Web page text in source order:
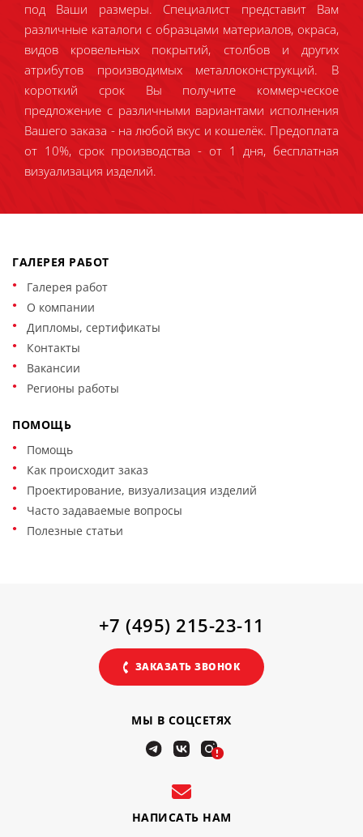
под Ваши размеры. Специалист представит Вам
различные каталоги с образцами материалов, окраса,
видов кровельных покрытий, столбов и других
атрибутов производимых металлоконструкций. В
короткий срок Вы получите коммерческое
предложение с различными вариантами исполнения
Вашего заказа - на любой вкус и кошелёк. Предоплата
от 10%, срок производства - от 1 дня, бесплатная
визуализация изделий.
ГАЛЕРЕЯ РАБОТ
Галерея работ
О компании
Дипломы, сертификаты
Контакты
Вакансии
Регионы работы
ПОМОЩЬ
Помощь
Как происходит заказ
Проектирование, визуализация изделий
Часто задаваемые вопросы
Полезные статьи
НАПИСАТЬ НАМ
МЫ В СОЦСЕТЯХ
!
+7 (495) 215-23-11
ЗАКАЗАТЬ ЗВОНОК